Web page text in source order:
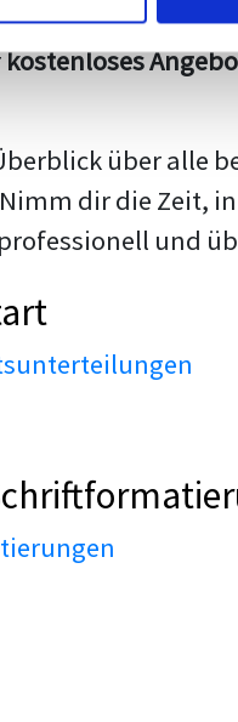
Trainer teilen
kostenloses
über alle
dir die Zeit,
und